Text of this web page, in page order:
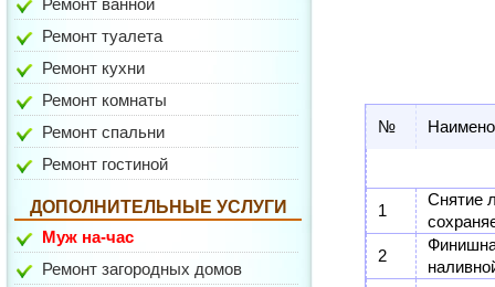
Ремонт ванной
Ремонт туалета
Ремонт кухни
Ремонт комнаты
Ремонт спальни
Ремонт гостиной
ДОПОЛНИТЕЛЬНЫЕ УСЛУГИ
Муж на-час
Ремонт загородных домов
ул. Гарибальди
№
1
Снятие
2